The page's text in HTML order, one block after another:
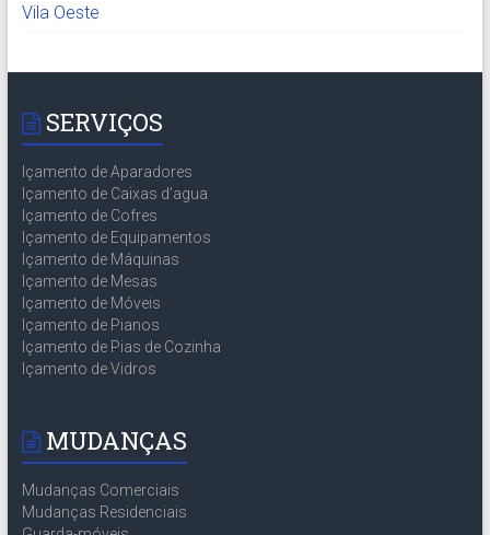
Vila Oeste
SERVIÇOS
Içamento de Aparadores
Içamento de Caixas d’agua
Içamento de Cofres
Içamento de Equipamentos
Içamento de Máquinas
Içamento de Mesas
Içamento de Móveis
Içamento de Pianos
Içamento de Pias de Cozinha
Içamento de Vidros
MUDANÇAS
Mudanças Comerciais
Mudanças Residenciais